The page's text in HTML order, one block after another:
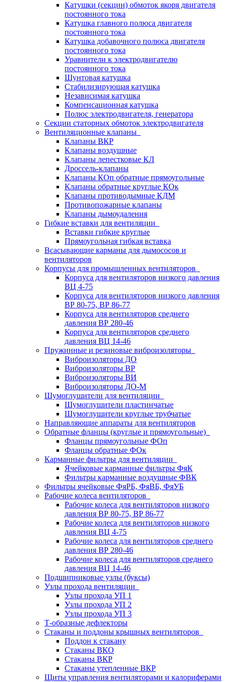
Катушки (секции) обмоток якоря двигателя
постоянного тока
Катушка главного полюса двигателя
постоянного тока
Катушка добавочного полюса двигателя
постоянного тока
Уравнители к электродвигателю
постоянного тока
Шунтовая катушка
Стабилизирующая катушка
Независимая катушка
Компенсационная катушка
Полюс электродвигателя, генератора
Секции статорных обмоток электродвигателя
Вентиляционные клапаны
Клапаны ВКР
Клапаны воздушные
Клапаны лепестковые КЛ
Дроссель-клапаны
Клапаны КОп обратные прямоугольные
Клапаны обратные круглые КОк
Клапаны противодымные КДМ
Противопожарные клапаны
Клапаны дымоудаления
Гибкие вставки для вентиляции
Вставки гибкие круглые
Прямоугольная гибкая вставка
Всасывающие карманы для дымососов и
вентиляторов
Корпусы для промышленных вентиляторов
Корпуса для вентиляторов низкого давления
ВЦ 4-75
Корпуса для вентиляторов низкого давления
ВР 80-75, ВР 86-77
Корпуса для вентиляторов среднего
давления ВР 280-46
Корпуса для вентиляторов среднего
давления ВЦ 14-46
Пружинные и резиновые виброизоляторы
Виброизоляторы ДО
Виброизоляторы ВР
Виброизоляторы ВИ
Виброизоляторы ДО-М
Шумоглушители для вентиляции
Шумоглушители пластинчатые
Шумоглушители круглые трубчатые
Направляющие аппараты для вентиляторов
Обратные фланцы (круглые и прямоугольные)
Фланцы прямоугольные ФОп
Фланцы обратные ФОк
Карманные фильтры для вентиляции
Ячейковые карманные фильтры ФяК
Фильтры карманные воздушные ФВК
Фильтры ячейковые ФяРБ, ФяВБ, ФяУБ
Рабочие колеса вентиляторов
Рабочие колеса для вентиляторов низкого
давления ВР 80-75, ВР 86-77
Рабочие колеса для вентиляторов низкого
давления ВЦ 4-75
Рабочие колеса для вентиляторов среднего
давления ВР 280-46
Рабочие колеса для вентиляторов среднего
давления ВЦ 14-46
Подшипниковые узлы (буксы)
Узлы прохода вентиляции
Узлы прохода УП 1
Узлы прохода УП 2
Узлы прохода УП 3
Т-образные дефлекторы
Стаканы и поддоны крышных вентиляторов
Поддон к стакану
Стаканы ВКО
Стаканы ВКР
Стаканы утепленные ВКР
Щиты управления вентиляторами и калориферами